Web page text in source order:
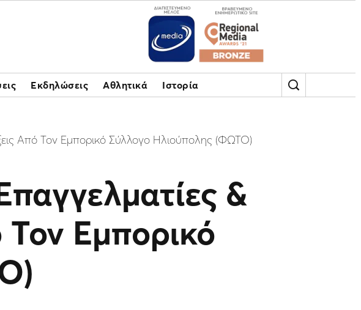
Εκδηλώσεις Αθλητικά Ιστορία
Από Τον Εμπορικό Σύλλογο Ηλιούπολης (ΦΩΤΟ)
&
Εμπορικό